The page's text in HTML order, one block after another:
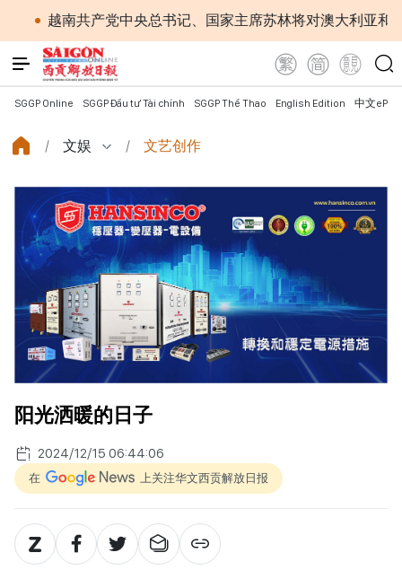
党中央总书记、国家主席苏林将对澳大利亚和新西兰进行国
SGGP Online SGGP Đầu tư Tài chính SGGP Thể Thao English Edition 中文
文娱 文艺创作
阳光洒暖的日子
2024/12/15 06:44:06
在 上关注华文西贡解放日报